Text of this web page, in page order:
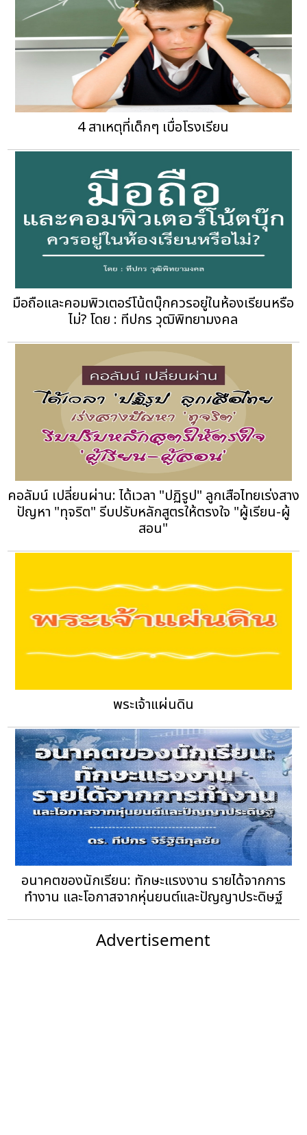
4 สาเหตุที่เด็กๆ เบื่อโรงเรียน
มือถือและคอมพิวเตอร์โน้ตบุ๊กควรอยู่ในห้องเรียนหรือ
ไม่? โดย : ทีปกร วุฒิพิทยามงคล
คอลัมน์ เปลี่ยนผ่าน: ได้เวลา "ปฏิรูป" ลูกเสือไทยเร่งสาง
ปัญหา "ทุจริต" รีบปรับหลักสูตรให้ตรงใจ "ผู้เรียน-ผู้
สอน"
พระเจ้าแผ่นดิน
อนาคตของนักเรียน: ทักษะแรงงาน รายได้จากการ
ทำงาน และโอกาสจากหุ่นยนต์และปัญญาประดิษฐ์
Advertisement